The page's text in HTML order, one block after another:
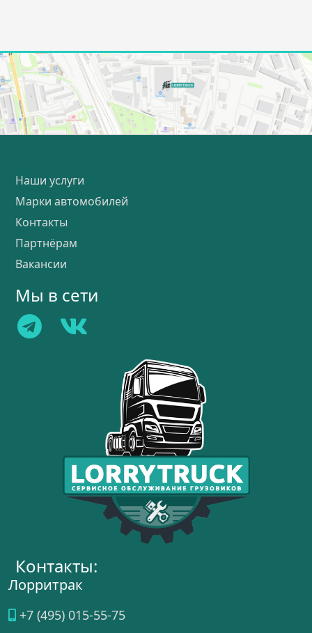
Наши услуги
Марки автомобилей
Контакты
Партнёрам
Вакансии
Мы в сети
Контакты:
Лорритрак
+7 (495) 015-55-75